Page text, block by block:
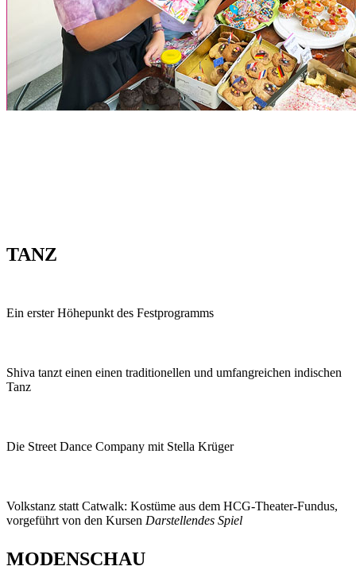
TANZ
Ein erster Höhepunkt des Festprogramms
Shiva tanzt einen einen traditionellen und umfangreichen indischen
Tanz
Die Street Dance Company mit Stella Krüger
Volkstanz statt Catwalk: Kostüme aus dem HCG-Theater-Fundus,
vorgeführt von den Kursen Darstellendes Spiel
MODENSCHAU